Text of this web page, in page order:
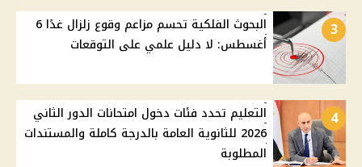
3
البحوث الفلكية تحسم مزاعم وقوع زلزال غدًا 6
أغسطس: لا دليل علمي على التوقعات
4
التعليم تحدد فئات دخول امتحانات الدور الثاني
2026 للثانوية العامة بالدرجة كاملة والمستندات
المطلوبة